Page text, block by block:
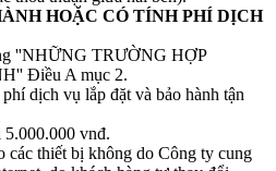
HOẶC CÓ TÍNH PHÍ DỊCH
''NHỮNG TRƯỜNG HỢP
Điều A mục 2.
dịch vụ lắp đặt và bảo hành tận
vnđ.
các thiết bị không do Công ty cung